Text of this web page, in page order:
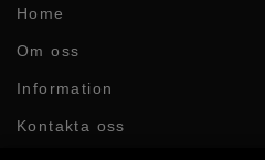
Home
Om oss
Information
Kontakta oss